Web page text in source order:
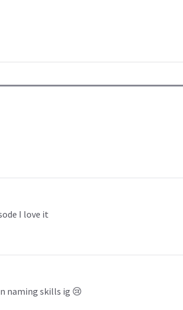
I love it
naming skills ig 😢